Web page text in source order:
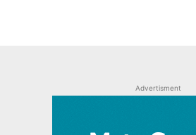
Advertisment